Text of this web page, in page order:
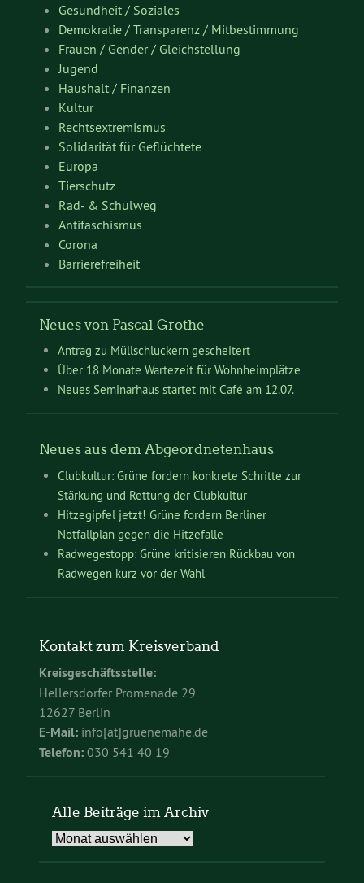
Gesundheit / Soziales
Demokratie / Transparenz / Mitbestimmung
Frauen / Gender / Gleichstellung
Jugend
Haushalt / Finanzen
Kultur
Rechtsextremismus
Solidarität für Geflüchtete
Europa
Tierschutz
Rad- & Schulweg
Antifaschismus
Corona
Barrierefreiheit
Neues von Pascal Grothe
Antrag zu Müllschluckern gescheitert
Über 18 Monate Wartezeit für Wohnheimplätze
Neues Seminarhaus startet mit Café am 12.07.
Neues aus dem Abgeordnetenhaus
Clubkultur: Grüne fordern konkrete Schritte zur
Stärkung und Rettung der Clubkultur
Hitzegipfel jetzt! Grüne fordern Berliner
Notfallplan gegen die Hitzefalle
Radwegestopp: Grüne kritisieren Rückbau von
Radwegen kurz vor der Wahl
Kontakt zum Kreisverband
Kreisgeschäftsstelle:
Hellersdorfer Promenade 29
12627 Berlin
E-Mail: info[at]gruenemahe.de
Telefon: 030 541 40 19
Alle Beiträge im Archiv
Alle